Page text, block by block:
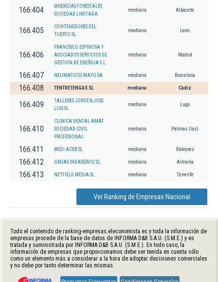
166.404
SINERGIAS FORESTALES
SOCIEDAD LIMITADA.
mediana Albacete
166.405
CONTENEDORES DEL
TUERTO SL
mediana León
166.406
FRANCISCO ESPINOSA Y
ASOCIADOS SERVICIOS DE
GESTION DE ENERGIA S.L.
mediana Madrid
166.407 NEUMATICOS MAYO SA mediana Barcelona
166.408 TENTRETENGAS SL mediana Cádiz
166.409
TALLERES JORGE & JOSE
LUIS SL
mediana Lugo
166.410
CLINICA DENTAL AMAT
SOCIEDAD CIVIL
PROFESIONAL
mediana Palmas (las)
166.411 MEDI ACEB SL mediana Baleares
166.412 GRUAS INDASERVIC SL mediana Almería
166.413 NETFIELD MEDIA SL. mediana Tenerife
Ver Ranking de Empresas Nacional
Todo el contenido de ranking-empresas.eleconomista.es y toda la información de
empresas procede de la base de datos de INFORMA D&B S.A.U. (S.M.E.) y es
tratada y suministrada por INFORMA D&B S.A.U. (S.M.E.). En todo caso, la
información de empresas que proporcionamos debe ser tenida en cuenta sólo
como un elemento más a considerar a la hora de adoptar decisiones comerciales
y no debe por tanto determinar las mismas.